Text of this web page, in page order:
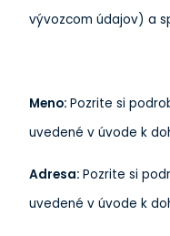
vývozcom údajov) a
Meno: Pozrite si
uvedené v úvode k
Adresa: Pozrite si
uvedené v úvode k